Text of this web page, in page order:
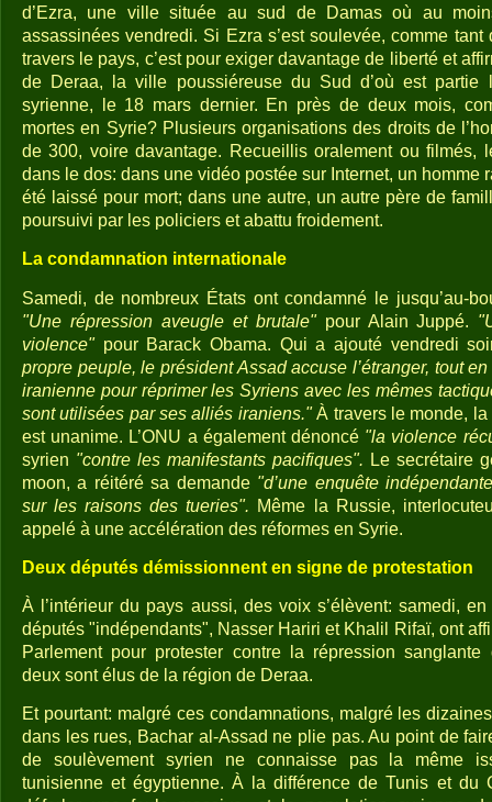
d’Ezra, une ville située au sud de Damas où au
assassinées vendredi. Si Ezra s’est soulevée, comme tant
travers le pays, c’est pour exiger davantage de liberté et
de Deraa, la ville poussiéreuse du Sud d’où est partie
syrienne, le 18 mars dernier. En près de deux mois,
mortes en Syrie? Plusieurs organisations des droits de
de 300, voire davantage. Recueillis oralement ou filmés,
dans le dos: dans une vidéo postée sur Internet, un homme
été laissé pour mort; dans une autre, un autre père de
poursuivi par les policiers et abattu froidement.
La condamnation internationale
Samedi, de nombreux États ont condamné le jusqu’au-
"Une répression aveugle et brutale"pour Alain Juppé.
violence"pour Barack Obama. Qui a ajouté vendredi
propre peuple, le président Assad accuse l’étranger, tout
iranienne pour réprimer les Syriens avec les mêmes
sont utilisées par ses alliés iraniens."À travers le monde,
est unanime. L’ONU a également dénoncé "la violence
syrien "contre les manifestants pacifiques". Le secrétaire
moon, a réitéré sa demande "d’une enquête
sur les raisons des tueries". Même la Russie,
appelé à une accélération des réformes en Syrie.
Deux députés démissionnent en signe de protestation
À l’intérieur du pays aussi, des voix s’élèvent: samedi,
députés "indépendants", Nasser Hariri et Khalil Rifaï, ont
Parlement pour protester contre la répression sanglante
deux sont élus de la région de Deraa.
Et pourtant: malgré ces condamnations, malgré les
dans les rues, Bachar al-Assad ne plie pas. Au point de
de soulèvement syrien ne connaisse pas la même
tunisienne et égyptienne. À la différence de Tunis et du